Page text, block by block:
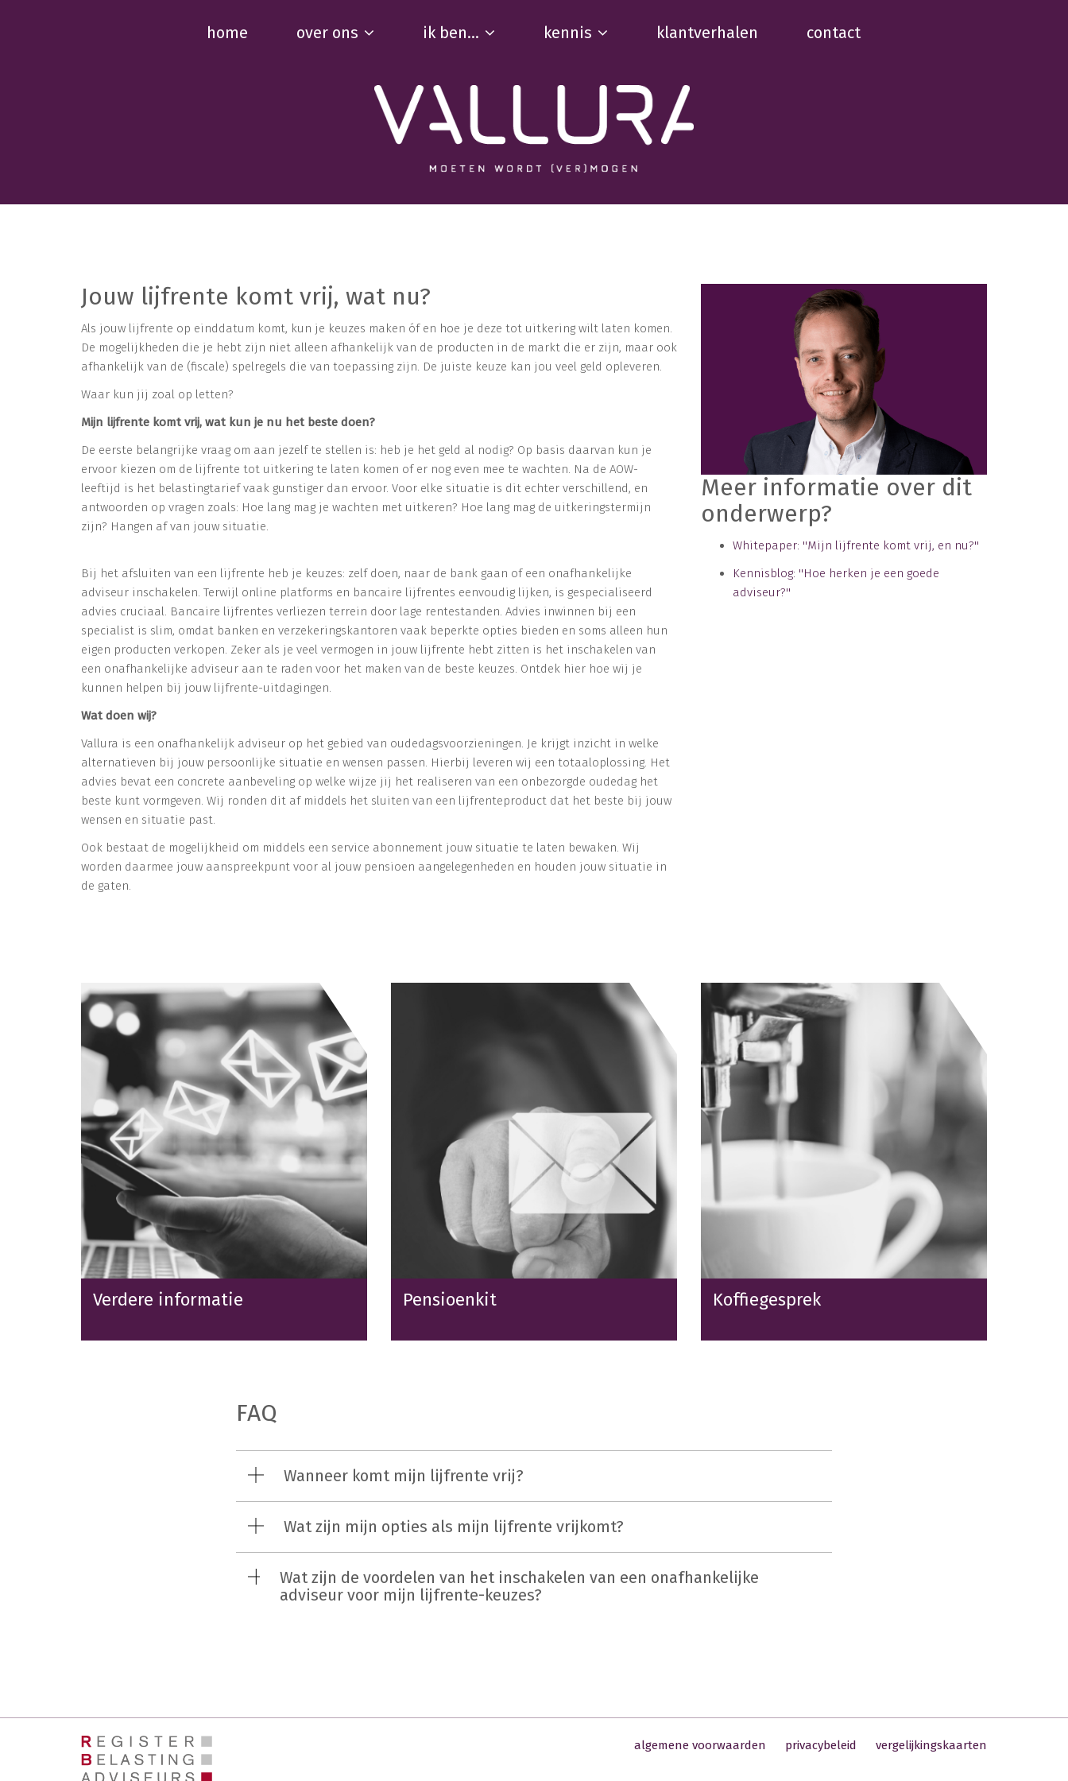
home over ons ik ben... kennis klantverhalen contact
Jouw lijfrente komt vrij, wat nu?
Als jouw lijfrente op einddatum komt, kun je keuzes maken óf en hoe je deze tot uitkering wilt laten komen.
De mogelijkheden die je hebt zijn niet alleen afhankelijk van de producten in de markt die er zijn, maar ook
afhankelijk van de (fiscale) spelregels die van toepassing zijn. De juiste keuze kan jou veel geld opleveren.
Waar kun jij zoal op letten?
Mijn lijfrente komt vrij, wat kun je nu het beste doen?
De eerste belangrijke vraag om aan jezelf te stellen is: heb je het geld al nodig? Op basis daarvan kun je
ervoor kiezen om de lijfrente tot uitkering te laten komen of er nog even mee te wachten. Na de AOW-
leeftijd is het belastingtarief vaak gunstiger dan ervoor. Voor elke situatie is dit echter verschillend, en
antwoorden op vragen zoals: Hoe lang mag je wachten met uitkeren? Hoe lang mag de uitkeringstermijn
zijn? Hangen af van jouw situatie.
Bij het afsluiten van een lijfrente heb je keuzes: zelf doen, naar de bank gaan of een onafhankelijke
adviseur inschakelen. Terwijl online platforms en bancaire lijfrentes eenvoudig lijken, is gespecialiseerd
advies cruciaal. Bancaire lijfrentes verliezen terrein door lage rentestanden. Advies inwinnen bij een
specialist is slim, omdat banken en verzekeringskantoren vaak beperkte opties bieden en soms alleen hun
eigen producten verkopen. Zeker als je veel vermogen in jouw lijfrente hebt zitten is het inschakelen van
een onafhankelijke adviseur aan te raden voor het maken van de beste keuzes. Ontdek hier hoe wij je
kunnen helpen bij jouw lijfrente-uitdagingen.
Wat doen wij?
Vallura is een onafhankelijk adviseur op het gebied van oudedagsvoorzieningen. Je krijgt inzicht in welke
alternatieven bij jouw persoonlijke situatie en wensen passen. Hierbij leveren wij een totaaloplossing. Het
advies bevat een concrete aanbeveling op welke wijze jij het realiseren van een onbezorgde oudedag het
beste kunt vormgeven. Wij ronden dit af middels het sluiten van een lijfrenteproduct dat het beste bij jouw
wensen en situatie past.
Ook bestaat de mogelijkheid om middels een service abonnement jouw situatie te laten bewaken. Wij
worden daarmee jouw aanspreekpunt voor al jouw pensioen aangelegenheden en houden jouw situatie in
de gaten.
Meer informatie over dit
onderwerp?
Whitepaper: ''Mijn lijfrente komt vrij, en nu?''
Kennisblog: ''Hoe herken je een goede
adviseur?''
Verdere informatie Pensioenkit Koffiegesprek
FAQ
Wanneer komt mijn lijfrente vrij?
Wat zijn mijn opties als mijn lijfrente vrijkomt?
Wat zijn de voordelen van het inschakelen van een onafhankelijke
adviseur voor mijn lijfrente-keuzes?
algemene voorwaarden privacybeleid vergelijkingskaarten